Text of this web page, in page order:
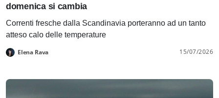
domenica si cambia
Correnti fresche dalla Scandinavia porteranno ad un tanto
atteso calo delle temperature
Elena Rava 15/07/2026